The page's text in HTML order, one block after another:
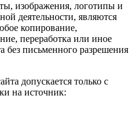
изображения, логотипы и
деятельности, являются
копирование,
переработка или иное
без письменного разрешения
допускается только с
на источник: